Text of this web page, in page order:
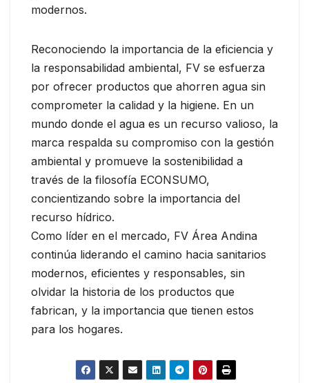
modernos.
Reconociendo la importancia de la eficiencia y
la responsabilidad ambiental, FV se esfuerza
por ofrecer productos que ahorren agua sin
comprometer la calidad y la higiene. En un
mundo donde el agua es un recurso valioso, la
marca respalda su compromiso con la gestión
ambiental y promueve la sostenibilidad a
través de la filosofía ECONSUMO,
concientizando sobre la importancia del
recurso hídrico.
Como líder en el mercado, FV Área Andina
continúa liderando el camino hacia sanitarios
modernos, eficientes y responsables, sin
olvidar la historia de los productos que
fabrican, y la importancia que tienen estos
para los hogares.